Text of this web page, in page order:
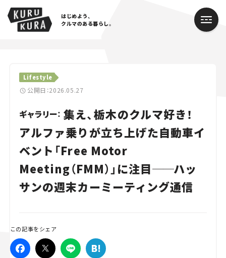
はじめよう、
クルマのある暮らし。
Lifestyle
公開日：2026.05.27
ギャラリー： 集え、栃木のクルマ好き！
アルファ乗りが立ち上げた自動車イ
ベント「Free Motor
Meeting（FMM）」に注目──ハッ
サンの週末カーミーティング通信
この記事をシェア
Cars
Lifestyle
Traffic
Special
Series
スズキ ジムニー｜Suzuki Jimny
マツダ｜Mazda
マツダ ロードスター｜Mazda Roadster